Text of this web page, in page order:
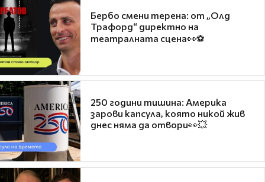
Бербо смени терена: от „Олд
Трафорд“ директно на
театралната сцена👀⚽
250 години тишина: Америка
зарови капсула, която никой жив
днес няма да отвори👀💥